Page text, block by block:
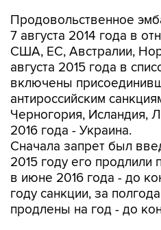
Продовольственное
7 августа 2014 года в
США, ЕС, Австралии,
августа 2015 года в
включены
антироссийским
Черногория, Исландия,
2016 года - Украина.
Сначала запрет был
2015 году его продлили
в июне 2016 года - до
году санкции, за
продлены на год - до